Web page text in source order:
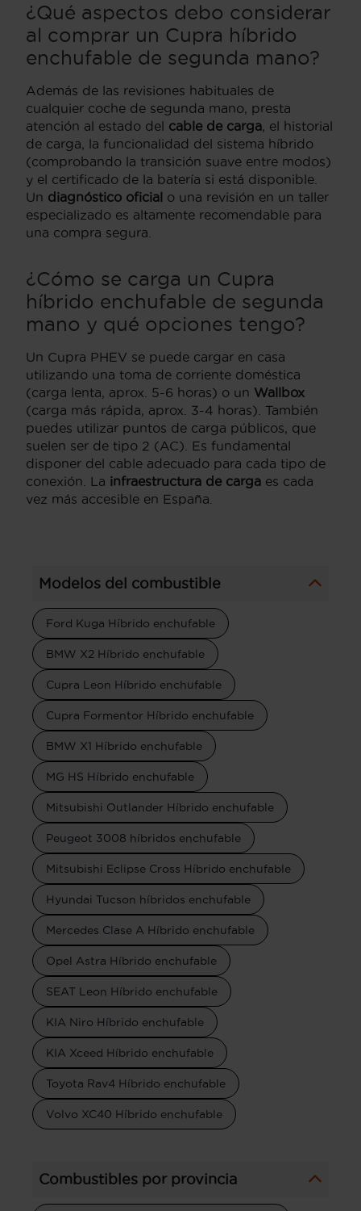
¿Qué aspectos debo considerar
al comprar un Cupra híbrido
enchufable de segunda mano?
Además de las revisiones habituales de
cualquier coche de segunda mano, presta
atención al estado del cable de carga , el historial
de carga, la funcionalidad del sistema híbrido
(comprobando la transición suave entre modos)
y el certificado de la batería si está disponible.
Un diagnóstico oficial o una revisión en un taller
especializado es altamente recomendable para
una compra segura.
¿Cómo se carga un Cupra
híbrido enchufable de segunda
mano y qué opciones tengo?
Un Cupra PHEV se puede cargar en casa
utilizando una toma de corriente doméstica
(carga lenta, aprox. 5-6 horas) o un Wallbox
(carga más rápida, aprox. 3-4 horas). También
puedes utilizar puntos de carga públicos, que
suelen ser de tipo 2 (AC). Es fundamental
disponer del cable adecuado para cada tipo de
conexión. La infraestructura de carga es cada
vez más accesible en España.
Modelos del combustible
Ford Kuga Híbrido enchufable
BMW X2 Híbrido enchufable
Cupra Leon Híbrido enchufable
Cupra Formentor Híbrido enchufable
BMW X1 Híbrido enchufable
MG HS Híbrido enchufable
Mitsubishi Outlander Híbrido enchufable
Peugeot 3008 híbridos enchufable
Mitsubishi Eclipse Cross Híbrido enchufable
Hyundai Tucson híbridos enchufable
Mercedes Clase A Híbrido enchufable
Opel Astra Híbrido enchufable
SEAT Leon Híbrido enchufable
KIA Niro Híbrido enchufable
KIA Xceed Híbrido enchufable
Toyota Rav4 Híbrido enchufable
Volvo XC40 Híbrido enchufable
Combustibles por provincia